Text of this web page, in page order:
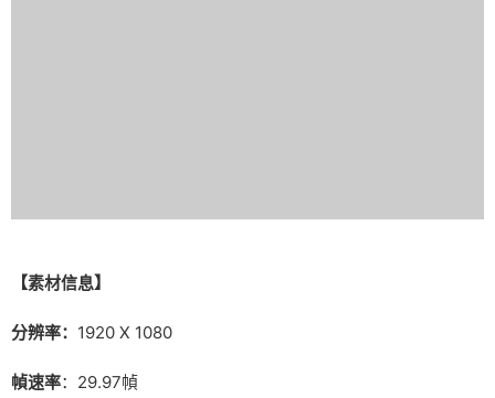
【素材信息】
分辨率： 1920 X 1080
幀速率：29.97幀